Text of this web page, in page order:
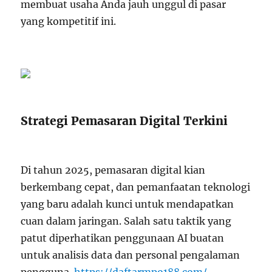
membuat usaha Anda jauh unggul di pasar
yang kompetitif ini.
Strategi Pemasaran Digital Terkini
Di tahun 2025, pemasaran digital kian
berkembang cepat, dan pemanfaatan teknologi
yang baru adalah kunci untuk mendapatkan
cuan dalam jaringan. Salah satu taktik yang
patut diperhatikan penggunaan AI buatan
untuk analisis data dan personal pengalaman